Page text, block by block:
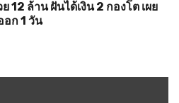
12 ล้าน ฝันได้เงิน 2 กองโต เผย
ก 1 วัน